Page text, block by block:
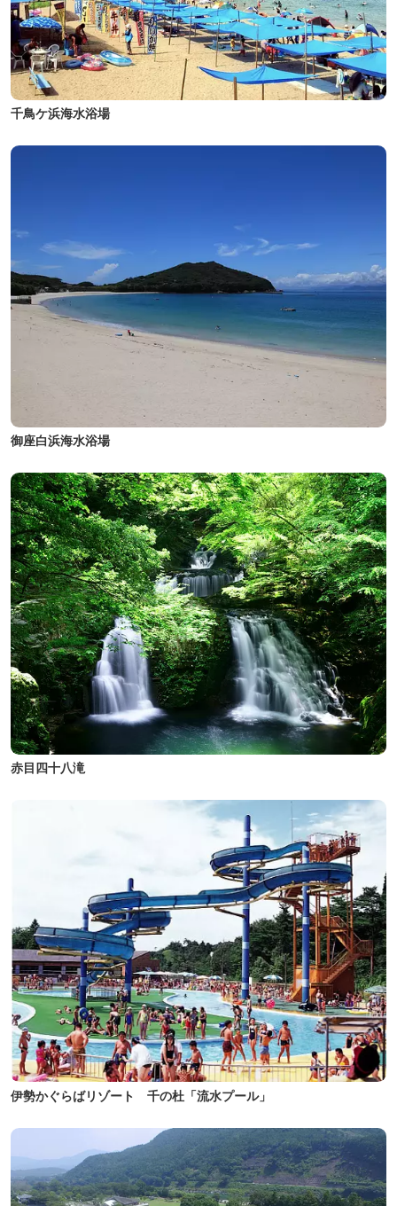
千鳥ケ浜海水浴場
御座白浜海水浴場
赤目四十八滝
伊勢かぐらばリゾート 千の杜「流水プール」